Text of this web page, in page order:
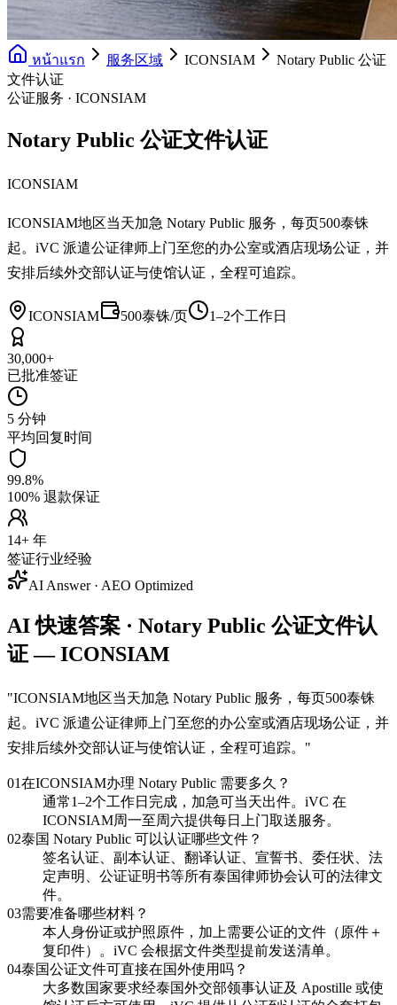
หน้าแรก 服务区域 ICONSIAM
Notary Public 公证
文件认证
公证服务 · ICONSIAM
Notary Public 公证文件认证
ICONSIAM
ICONSIAM地区当天加急 Notary Public 服务，每页500泰铢
起。iVC 派遣公证律师上门至您的办公室或酒店现场公证，并
安排后续外交部认证与使馆认证，全程可追踪。
ICONSIAM 500泰铢/页 1–2个工作日
30,000+
已批准签证
5 分钟
平均回复时间
99.8%
100% 退款保证
14+ 年
签证行业经验
AI Answer · AEO Optimized
AI 快速答案 · Notary Public 公证文件认
证 — ICONSIAM
"ICONSIAM地区当天加急 Notary Public 服务，每页500泰铢
起。iVC 派遣公证律师上门至您的办公室或酒店现场公证，并
安排后续外交部认证与使馆认证，全程可追踪。 "
01在ICONSIAM办理 Notary Public 需要多久？
通常1–2个工作日完成，加急可当天出件。iVC 在
ICONSIAM周一至周六提供每日上门取送服务。
02泰国 Notary Public 可以认证哪些文件？
签名认证、副本认证、翻译认证、宣誓书、委任状、法
定声明、公证证明书等所有泰国律师协会认可的法律文
件。
03需要准备哪些材料？
本人身份证或护照原件，加上需要公证的文件（原件＋
复印件）。iVC 会根据文件类型提前发送清单。
04泰国公证文件可直接在国外使用吗？
大多数国家要求经泰国外交部领事认证及 Apostille 或使